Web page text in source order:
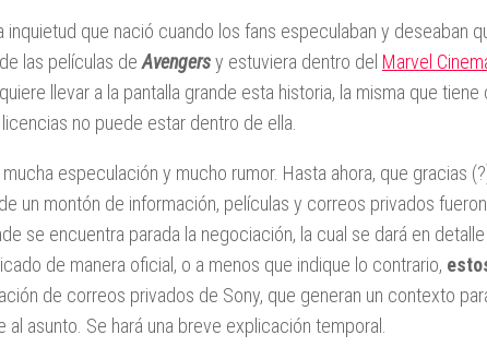
inquietud que nació cuando los fans especulaban y deseaban
las películas de Avengersy estuviera dentro del Marvel
llevar a la pantalla grande esta historia, la misma que
no puede estar dentro de ella.
especulación y mucho rumor. Hasta ahora, que gracias
un montón de información, películas y correos privados
se encuentra parada la negociación, la cual se dará en
de manera oficial, o a menos que indique lo contrario,
de correos privados de Sony, que generan un contexto
asunto. Se hará una breve explicación temporal.